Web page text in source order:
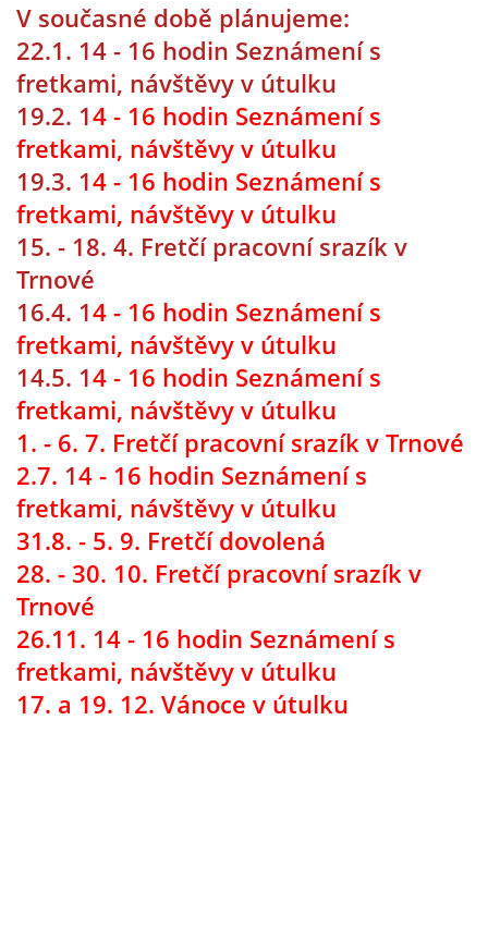
O FRETCE
PÉČE O FRETKU
CHCI SI POŘÍDIT FRETKU
VÝCHOVA FRETKY
NEMOCI FRETEK
JAK FRETKA BYDLÍ
CESTOVÁNÍ S FRETKOU
JEDNA ČÍ VÍCE FRETEK?
KASTRACE
STRAVA
V současné době plánujeme:
22.1. 14 - 16 hodin Seznámení s
fretkami, návštěvy v útulku
19.2. 14 - 16 hodin Seznámení s
fretkami, návštěvy v útulku
19.3. 14 - 16 hodin Seznámení s
fretkami, návštěvy v útulku
15. - 18. 4. Fretčí pracovní srazík v
Trnové
16.4. 14 - 16 hodin Seznámení s
fretkami, návštěvy v útulku
14.5. 14 - 16 hodin Seznámení s
fretkami, návštěvy v útulku
1. - 6. 7. Fretčí pracovní srazík v Trnové
2.7. 14 - 16 hodin Seznámení s
fretkami, návštěvy v útulku
31.8. - 5. 9. Fretčí dovolená
28. - 30. 10. Fretčí pracovní srazík v
Trnové
26.11. 14 - 16 hodin Seznámení s
fretkami, návštěvy v útulku
17. a 19. 12. Vánoce v útulku